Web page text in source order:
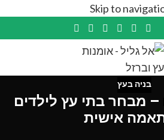
Skip to
בניה בעץ
– מבחר בתי עץ לילדים
אישית